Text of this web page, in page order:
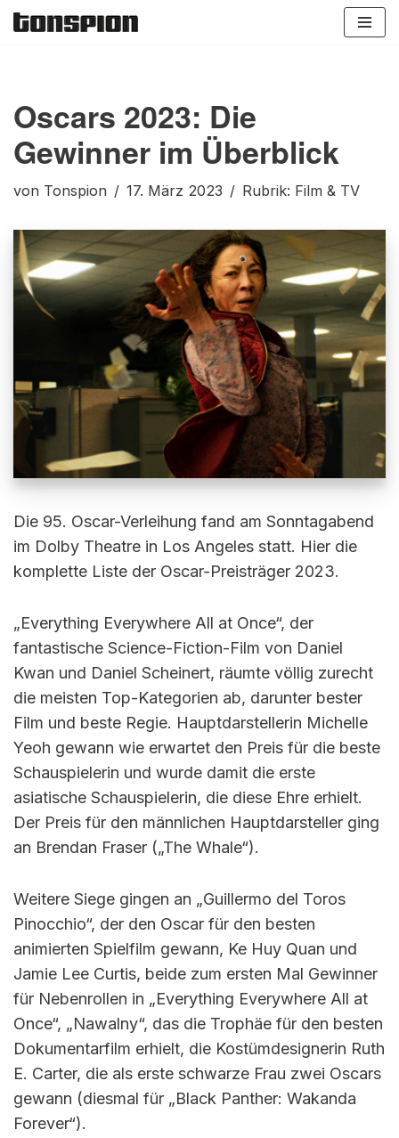
Oscars 2023: Die
Gewinner im Überblick
von Tonspion 17. März 2023 Rubrik: Film & TV
Die 95. Oscar-Verleihung fand am Sonntagabend
im Dolby Theatre in Los Angeles statt. Hier die
komplette Liste der Oscar-Preisträger 2023.
„Everything Everywhere All at Once“, der
fantastische Science-Fiction-Film von Daniel
Kwan und Daniel Scheinert, räumte völlig zurecht
die meisten Top-Kategorien ab, darunter bester
Film und beste Regie. Hauptdarstellerin Michelle
Yeoh gewann wie erwartet den Preis für die beste
Schauspielerin und wurde damit die erste
asiatische Schauspielerin, die diese Ehre erhielt.
Der Preis für den männlichen Hauptdarsteller ging
an Brendan Fraser („The Whale“).
Weitere Siege gingen an „Guillermo del Toros
Pinocchio“, der den Oscar für den besten
animierten Spielfilm gewann, Ke Huy Quan und
Jamie Lee Curtis, beide zum ersten Mal Gewinner
für Nebenrollen in „Everything Everywhere All at
Once“, „Nawalny“, das die Trophäe für den besten
Dokumentarfilm erhielt, die Kostümdesignerin Ruth
E. Carter, die als erste schwarze Frau zwei Oscars
gewann (diesmal für „Black Panther: Wakanda
Forever“).